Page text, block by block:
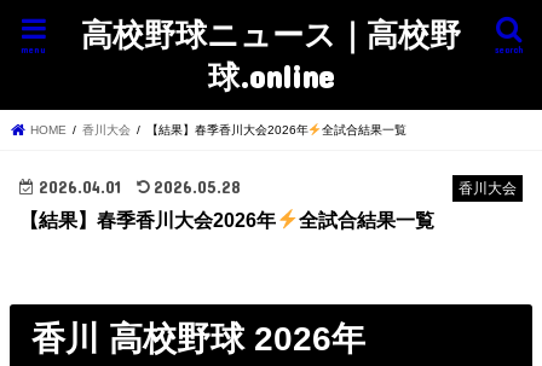
高校野球ニュース｜高校野
球.online
search
menu
HOME 香川大会 【結果】春季香川大会2026年 全試合結果一覧
香川大会
2026.04.01 2026.05.28
【結果】春季香川大会2026年 全試合結果一覧
香川 高校野球 2026年